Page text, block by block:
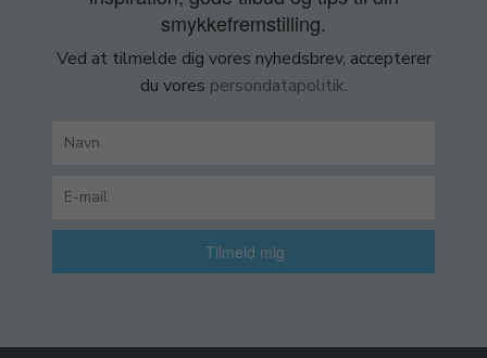
smykkefremstilling.
Ved at tilmelde dig vores nyhedsbrev, accepterer
du vores persondatapolitik.
Tilmeld mig